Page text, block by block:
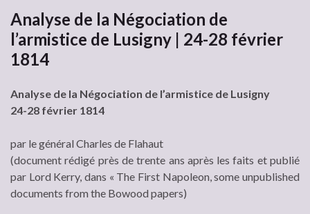
Analyse de la Négociation de
l’armistice de Lusigny | 24-28 février
1814
Analyse de la Négociation de l’armistice de Lusigny
24-28 février 1814
par le général Charles de Flahaut
(document rédigé près de trente ans après les faits et publié
par Lord Kerry, dans « The First Napoleon, some unpublished
documents from the Bowood papers)